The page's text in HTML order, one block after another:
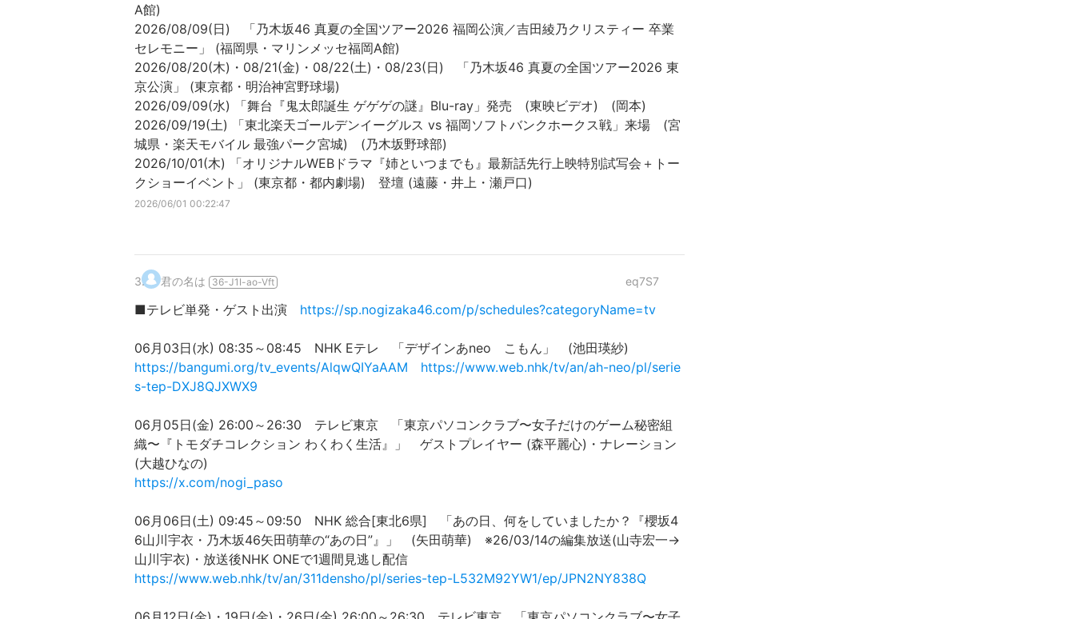
A館)
2026/08/09(日) 「乃木坂46 真夏の全国ツアー2026 福岡公演／吉田綾乃クリスティー 卒業
セレモニー」 (福岡県・マリンメッセ福岡A館)
2026/08/20(木)・08/21(金)・08/22(土)・08/23(日) 「乃木坂46 真夏の全国ツアー2026 東
京公演」 (東京都・明治神宮野球場)
2026/09/09(水) 「舞台『鬼太郎誕生 ゲゲゲの謎』Blu-ray」発売 (東映ビデオ) (岡本)
2026/09/19(土) 「東北楽天ゴールデンイーグルス vs 福岡ソフトバンクホークス戦」来場 (宮
城県・楽天モバイル 最強パーク宮城) (乃木坂野球部)
2026/10/01(木) 「オリジナルWEBドラマ『姉といつまでも』最新話先行上映特別試写会＋トー
クショーイベント」 (東京都・都内劇場) 登壇 (遠藤・井上・瀬戸口)
2026/06/01 00:22:47
3. 君の名は 36-J1I-ao-Vft eq7S7
■テレビ単発・ゲスト出演 https://sp.nogizaka46.com/p/schedules?categoryName=tv
06月03日(水) 08:35～08:45 NHK Eテレ 「デザインあneo こもん」 (池田瑛紗)
https://bangumi.org/tv_events/AlqwQIYaAAM
https://www.web.nhk/tv/an/ah-neo/pl/serie
s-tep-DXJ8QJXWX9
06月05日(金) 26:00～26:30 テレビ東京 「東京パソコンクラブ〜女子だけのゲーム秘密組
織〜『トモダチコレクション わくわく生活』」 ゲストプレイヤー (森平麗心)・ナレーション
(大越ひなの)
https://x.com/nogi_paso
06月06日(土) 09:45～09:50 NHK 総合[東北6県] 「あの日、何をしていましたか？『櫻坂4
6山川宇衣・乃木坂46矢田萌華の“あの日”』」 (矢田萌華) ※26/03/14の編集放送(山寺宏一→
山川宇衣)・放送後NHK ONEで1週間見逃し配信
https://www.web.nhk/tv/an/311densho/pl/series-tep-L532M92YW1/ep/JPN2NY838Q